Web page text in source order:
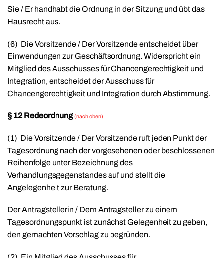
Sie / Er handhabt die Ordnung in der Sitzung und übt das
Hausrecht aus.
(6) Die Vorsitzende / Der Vorsitzende entscheidet über
Einwendungen zur Geschäftsordnung. Widerspricht ein
Mitglied des Ausschusses für Chancengerechtigkeit und
Integration, entscheidet der Ausschuss für
Chancengerechtigkeit und Integration durch Abstimmung.
§ 12 Redeordnung(nach oben)
(1) Die Vorsitzende / Der Vorsitzende ruft jeden Punkt der
Tagesordnung nach der vorgesehenen oder beschlossenen
Reihenfolge unter Bezeichnung des
Verhandlungsgegenstandes auf und stellt die
Angelegenheit zur Beratung.
Der Antragstellerin / Dem Antragsteller zu einem
Tagesordnungspunkt ist zunächst Gelegenheit zu geben,
den gemachten Vorschlag zu begründen.